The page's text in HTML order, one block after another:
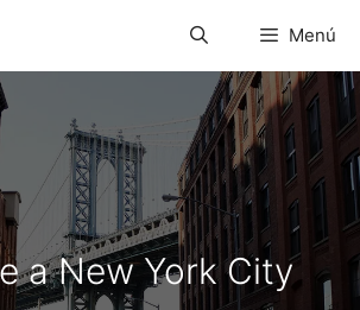
Menú
a New York City